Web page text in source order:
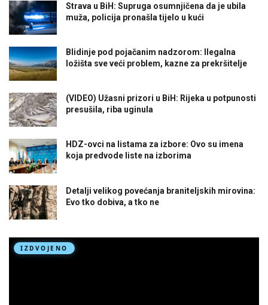
Strava u BiH: Supruga osumnjičena da je ubila
muža, policija pronašla tijelo u kući
Blidinje pod pojačanim nadzorom: Ilegalna
ložišta sve veći problem, kazne za prekršitelje
(VIDEO) Užasni prizori u BiH: Rijeka u potpunosti
presušila, riba uginula
HDZ-ovci na listama za izbore: Ovo su imena
koja predvode liste na izborima
Detalji velikog povećanja braniteljskih mirovina:
Evo tko dobiva, a tko ne